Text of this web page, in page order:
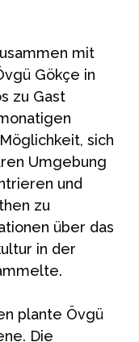
mit
Gökçe in
zu Gast
sich
Umgebung
und
zu
über das
in der
plante Övgü
Die